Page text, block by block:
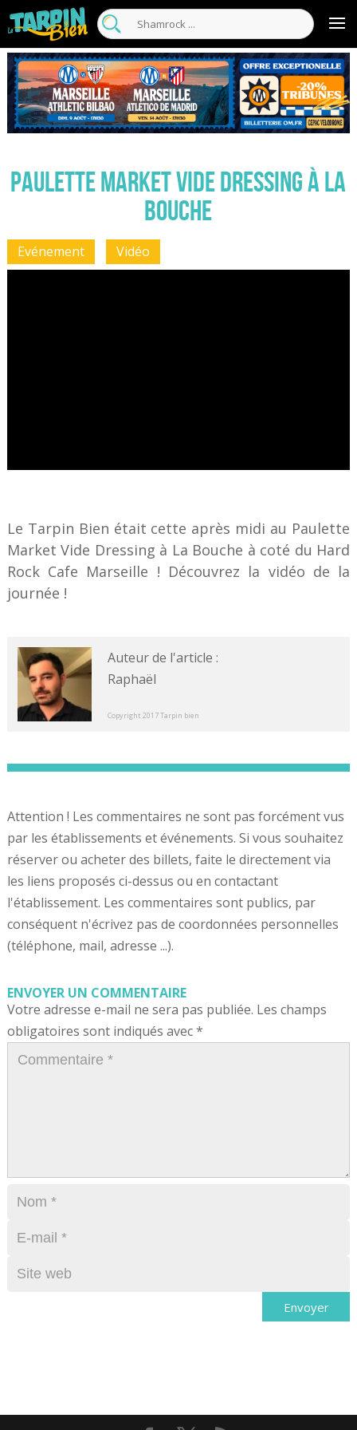
Paulette Market Vide Dressing à la
bouche
Evénement Vidéo
Le Tarpin Bien était cette après midi au Paulette
Market Vide Dressing à La Bouche à coté du Hard
Rock Cafe Marseille ! Découvrez la vidéo de la
journée !
Auteur de l'article :
Raphaël
Copyright 2017 Tarpin bien
Attention ! Les commentaires ne sont pas forcément vus
par les établissements et événements. Si vous souhaitez
réserver ou acheter des billets, faite le directement via
les liens proposés ci-dessus ou en contactant
l'établissement. Les commentaires sont publics, par
conséquent n'écrivez pas de coordonnées personnelles
(téléphone, mail, adresse ...).
ENVOYER UN COMMENTAIRE
Votre adresse e-mail ne sera pas publiée. Les champs
obligatoires sont indiqués avec*